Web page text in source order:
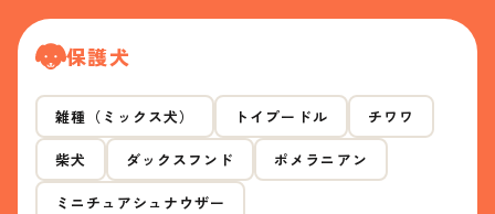
保護犬
雑種（ミックス犬） トイプードル チワワ
柴犬 ダックスフンド ポメラニアン
ミニチュアシュナウザー